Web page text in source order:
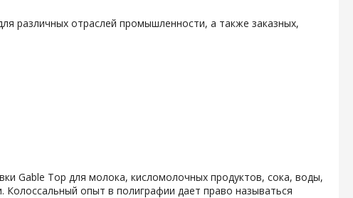
различных отраслей промышленности, а также заказных,
Gable Top для молока, кисломолочных продуктов, сока, воды,
опыт в полиграфии дает право называться